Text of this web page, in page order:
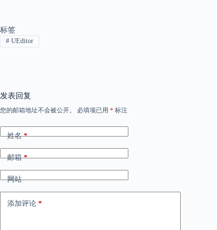
标签
#UEditor
发表回复
您的邮箱地址不会被公开。 必填项已用 * 标注
姓名*
邮箱*
网站
添加评论 *